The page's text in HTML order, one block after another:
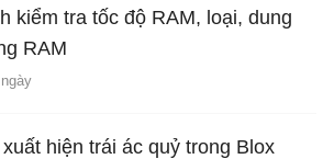
kiểm tra tốc độ RAM, loại, dung
RAM
hiện trái ác quỷ trong Blox